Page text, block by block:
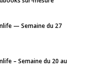
— Semaine du 27
– Semaine du 20 au